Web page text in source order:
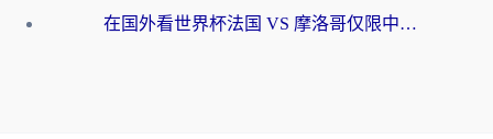
在国外看世界杯法国 VS 摩洛哥仅限中国大陆？海外党这样看中文解说赛事不卡顿